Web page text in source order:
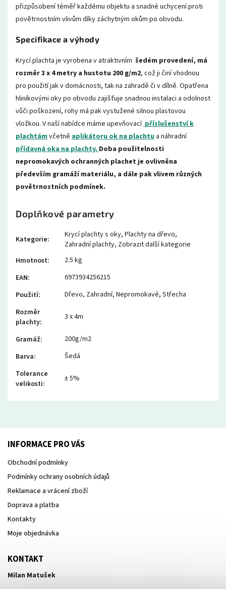
přizpůsobení téměř každému objektu a snadné uchycení proti
povětrnostním vlivům díky záchytným okům po obvodu.
Specifikace a výhody
Krycí plachta je vyrobena v atraktivním šedém provedení, má
rozměr 3 x 4 metry a hustotu 200 g/m2, což ji činí vhodnou
pro použití jak v domácnosti, tak na zahradě či v dílně. Opatřena
hliníkovými oky po obvodu zajišťuje snadnou instalaci a odolnost
vůči poškození, rohy má pak vystužené silnou plastovou
vložkou. V naší nabídce máme upevňovacípříslušenství k
plachtámvčetně aplikátoru ok na plachtu a náhradní
přídavná oka na plachty.Doba použitelnosti
nepromokavých ochranných plachet je ovlivněna
především gramáží materiálu, a dále pak vlivem různých
povětrnostních podmínek.
Doplňkové parametry
Kategorie: Krycí plachty s oky, Plachty na dřevo,
Zahradní plachty, Zobrazit další kategorie
Hmotnost:
2.5 kg
EAN:
6973934256215
Použití: Dřevo, Zahradní, Nepromokavé, Střecha
Rozměr
plachty:
3 x 4m
Gramáž:
200g/m2
Barva:
Šedá
Tolerance
velikosti:
± 5%
INFORMACE PRO VÁS
Obchodní podmínky
Podmínky ochrany osobních údajů
Reklamace a vrácení zboží
Doprava a platba
Kontakty
Moje objednávka
KONTAKT
Milan Matušek